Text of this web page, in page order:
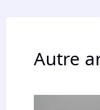
Autre